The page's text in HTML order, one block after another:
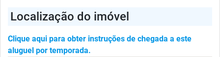
Localização do imóvel
Clique aqui para obter instruções de chegada a este
aluguel por temporada.